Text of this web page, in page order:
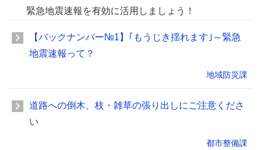
緊急地震速報を有効に活用しましょう！
【バックナンバー№1】｢もうじき揺れます｣～緊急
地震速報って？
地域防災課
道路への倒木、枝・雑草の張り出しにご注意くださ
い
都市整備課